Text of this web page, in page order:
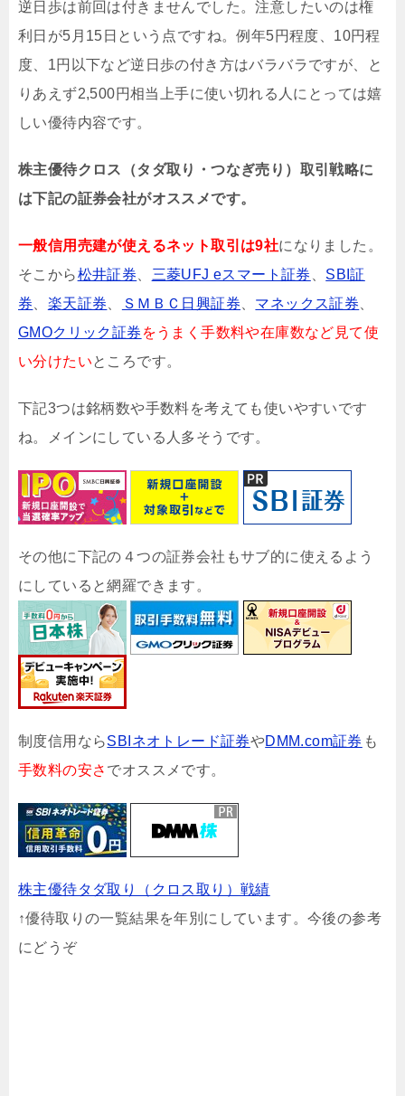
逆日歩は前回は付きませんでした 。注意したいのは権
利日が5月15日という点ですね。例年5円程度、10円程
度、1円以下など逆日歩の付き方はバラバラですが、と
りあえず2,500円相当上手に使い切れる人にとっては嬉
しい優待内容です。
株主優待クロス（タダ取り・つなぎ売り）取引戦略に
は下記の証券会社がオススメです。
一般信用売建が使えるネット取引は9社になりました。
そこから松井証券 三菱UFJ eスマート証券
SBI証
券
楽天証券 ＳＭＢＣ日興証券 マネックス証券
GMOクリック証券 をうまく手数料や在庫数など見て使
い分けたいところです。
下記3つは銘柄数や手数料を考えても使いやすいです
ね。メインにしている人多そうです。
その他に下記の４つの証券会社もサブ的に使えるよう
にしていると網羅できます。
制度信用ならSBIネオトレード証券やDMM.com証券 も
手数料の安さ でオススメです。
株主優待タダ取り（クロス取り）戦績
↑優待取りの一覧結果を年別にしています。今後の参考
にどうぞ